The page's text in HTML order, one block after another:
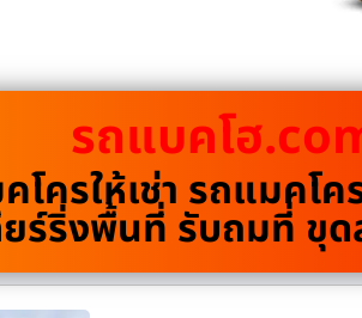
รถแบคโฮ
ครให้เช่า รถแมคโค
ยร์ริ่งพื้นที่ รับถมที่ ขุ